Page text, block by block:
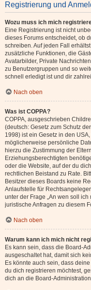
Registrierung und
Wozu muss ich mich
Eine Registrierung ist nicht
dieses Forums entscheidet, ob
schreiben. Auf jeden Fall
zusätzliche Funktionen, die
Avatarbilder, Private
zu Benutzergruppen und so
schnell erledigt ist und dir
Nach oben
Was ist COPPA?
COPPA, ausgeschrieben
(deutsch: Gesetz zum Schutz
1998) ist ein Gesetz in den
möglicherweise persönliche
hierzu die Zustimmung der
Erziehungsberechtigten
oder die Website, auf der du
rechtlichen Beistand zu Rate.
Besitzer dieses Boards keine
Anlaufstelle für
unter der Frage „An wen soll
juristische Anfragen zu diesem
Nach oben
Warum kann ich mich nicht
Es kann sein, dass die Board-
ausgeschaltet hat, damit sich
Es könnte auch sein, dass
du dich registrieren möchtest,
dich an die Board-